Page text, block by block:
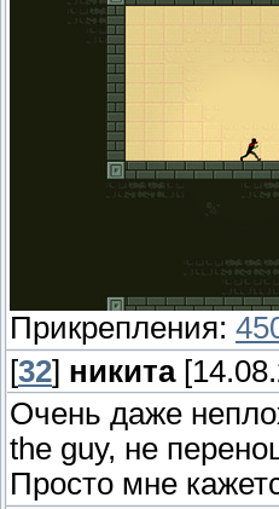
Прикрепления:
[32] никита
Очень даже
the guy, не
Просто мне